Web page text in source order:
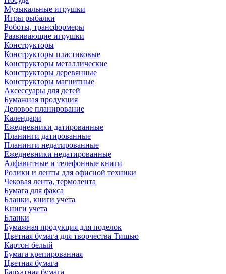
Музыкальные игрушки
Игры рыбалки
Роботы, трансформеры
Развивающие игрушки
Конструкторы
Конструкторы пластиковые
Конструкторы металлические
Конструкторы деревянные
Конструкторы магнитные
Аксессуары для детей
Бумажная продукция
Деловое планирование
Календари
Ежедневники датированные
Планинги датированные
Планинги недатированные
Ежедневники недатированные
Алфавитные и телефонные книги
Ролики и ленты для офисной техники
Чековая лента, термолента
Бумага для факса
Бланки, книги учета
Книги учета
Бланки
Бумажная продукция для поделок
Цветная бумага для творчества Тишью
Картон белый
Бумага крепированная
Цветная бумага
Бархатная бумага